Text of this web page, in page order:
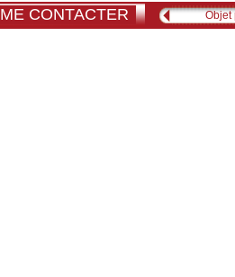
ME CONTACTER Objet